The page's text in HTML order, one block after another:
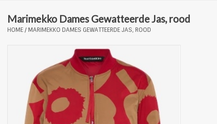
Merken
Marimekko Dames Gewatteerde Jas, rood
HOME/ MARIMEKKO DAMES GEWATTEERDE JAS, ROOD